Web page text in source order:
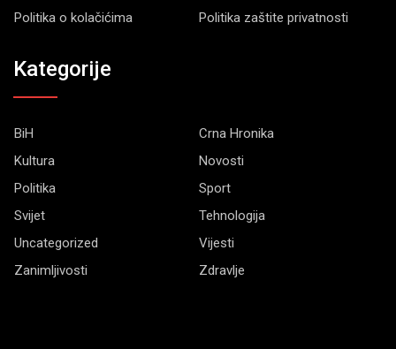
Politika o kolačićima
Politika zaštite privatnosti
Kategorije
BiH
Crna Hronika
Kultura
Novosti
Politika
Sport
Svijet
Tehnologija
Uncategorized
Vijesti
Zanimljivosti
Zdravlje